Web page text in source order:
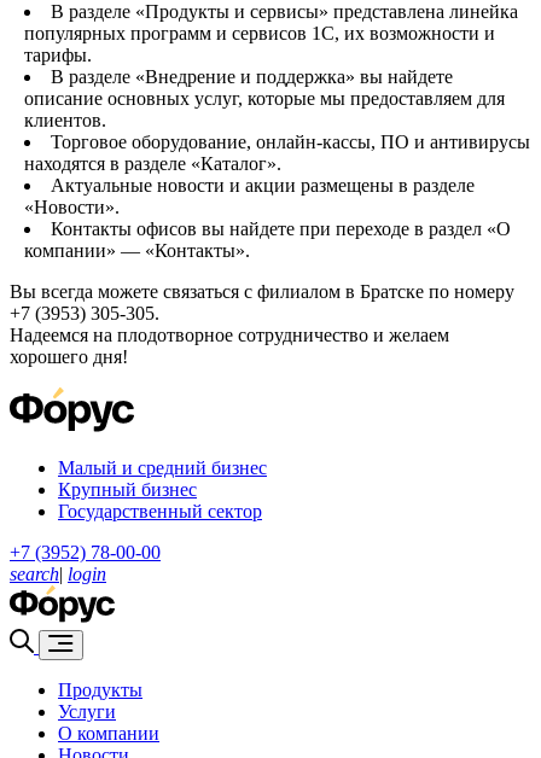
В разделе «Продукты и сервисы» представлена линейка
популярных программ и сервисов 1С, их возможности и
тарифы.
В разделе «Внедрение и поддержка» вы найдете
описание основных услуг, которые мы предоставляем для
клиентов.
Торговое оборудование, онлайн-кассы, ПО и антивирусы
находятся в разделе «Каталог».
Актуальные новости и акции размещены в разделе
«Новости».
Контакты офисов вы найдете при переходе в раздел «О
компании» — «Контакты».
Вы всегда можете связаться с филиалом в Братске по номеру
+7 (3953) 305-305.
Надеемся на плодотворное сотрудничество и желаем
хорошего дня!
Малый и средний бизнес
Крупный бизнес
Государственный сектор
+7 (3952) 78-00-00
search| login
Продукты
Услуги
О компании